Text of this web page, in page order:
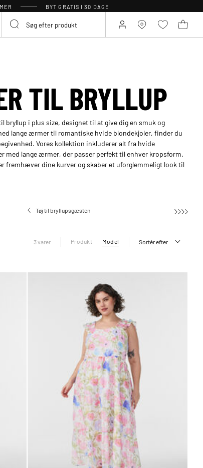
BYT GRATIS I 30 DAGE
TIL BRYLLUP
bryllup i plus size, designet til at give dig en smuk og
lange ærmer til romantiske hvide blondekjoler, finder du
Vores kollektion inkluderer alt fra hvide
lange ærmer, der passer perfekt til enhver kropsform.
fremhæver dine kurver og skaber et uforglemmeligt look til
Tøj til bryllupsgæsten
3 varer Produkt Model Sortér efter